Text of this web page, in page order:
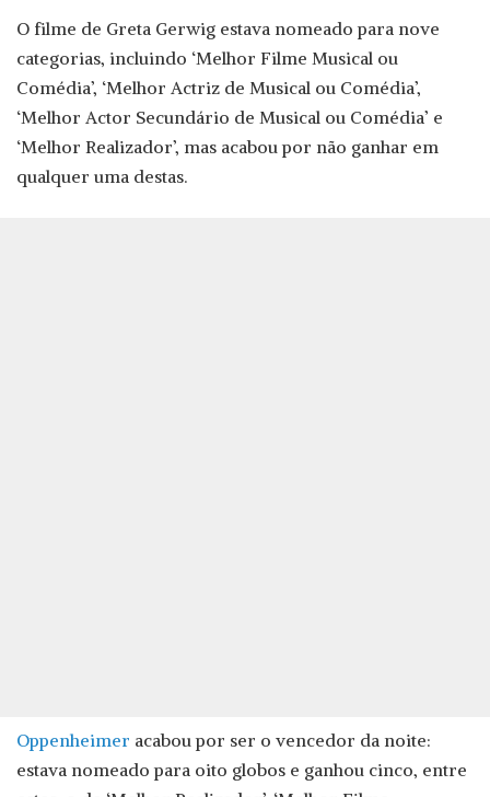
O filme de Greta Gerwig estava nomeado para nove
categorias, incluindo ‘Melhor Filme Musical ou
Comédia’, ‘Melhor Actriz de Musical ou Comédia’,
‘Melhor Actor Secundário de Musical ou Comédia’ e
‘Melhor Realizador’, mas acabou por não ganhar em
qualquer uma destas.
Oppenheimer acabou por ser o vencedor da noite:
estava nomeado para oito globos e ganhou cinco, entre